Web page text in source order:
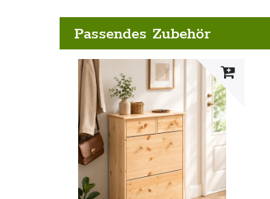
Passendes Zubehör